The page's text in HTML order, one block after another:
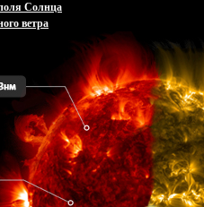
Солнца
ветра